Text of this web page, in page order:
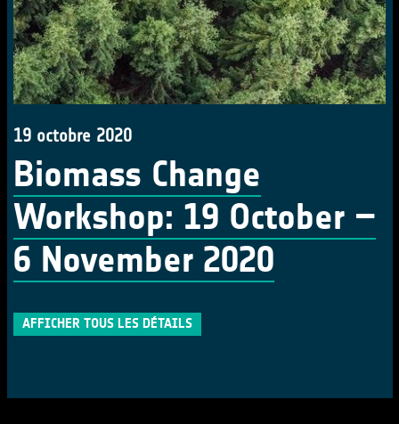
19 octobre 2020
Biomass Change
Workshop: 19 October –
6 November 2020
AFFICHER TOUS LES DÉTAILS